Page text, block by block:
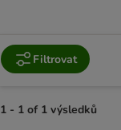
Filtrovat
1 - 1 of 1 výsledků